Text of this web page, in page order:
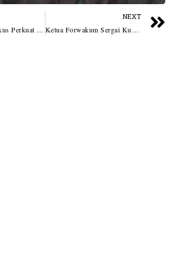
TPPS Sergai Fokus Perkuat Peran Keluarga Dalam Upaya Penurunan Stunting
NEXT
Ketua Forwakum Sergai Kunjungi Korban Rumah Roboh Akibat Angin Kencang